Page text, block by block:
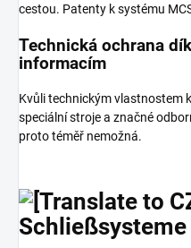
cestou. Patenty k systému
Technická ochrana
informacím
Kvůli technickým vlastnostem
speciální stroje a značné
proto téměř nemožná.